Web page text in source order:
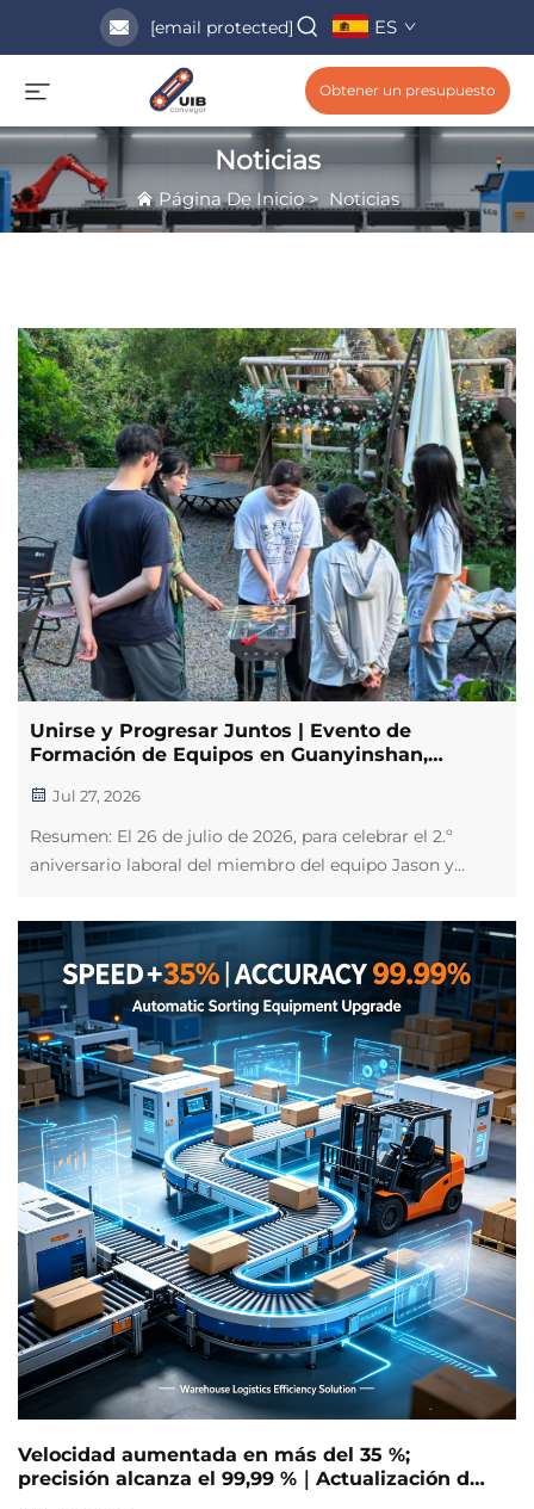
[email protected] ES
Obtener un presupuesto
Noticias
Página De Inicio> Noticias
Unirse y Progresar Juntos | Evento de
Formación de Equipos en Guanyinshan,
de Jason
Jul 27, 2026
Resumen: El 26 de julio de 2026, para celebrar el 2.º
aniversario laboral del miembro del equipo Jason y
organizó una relajante actividad al aire libre de
formación de equipos en Guanyinshan, Xiamen, Fujian.
Con enfoque en I+D, producción y ve...
Velocidad aumentada en más del 35 %;
precisión alcanza el 99,99 %｜Actualización de